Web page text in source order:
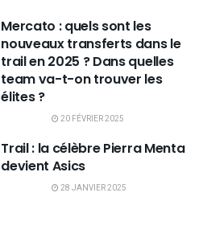
Mercato : quels sont les
nouveaux transferts dans le
trail en 2025 ? Dans quelles
team va-t-on trouver les
élites ?
20 FÉVRIER 2025
Trail : la célèbre Pierra Menta
devient Asics
28 JANVIER 2025